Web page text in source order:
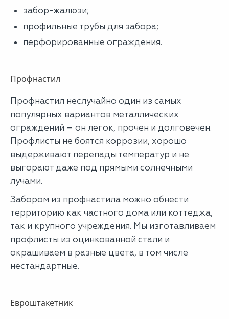
забор-жалюзи;
профильные трубы для забора;
перфорированные ограждения.
Профнастил
Профнастил неслучайно один из самых
популярных вариантов металлических
ограждений – он легок, прочен и долговечен.
Профлисты не боятся коррозии, хорошо
выдерживают перепады температур и не
выгорают даже под прямыми солнечными
лучами.
Забором из профнастила можно обнести
территорию как частного дома или коттеджа,
так и крупного учреждения. Мы изготавливаем
профлисты из оцинкованной стали и
окрашиваем в разные цвета, в том числе
нестандартные.
Евроштакетник